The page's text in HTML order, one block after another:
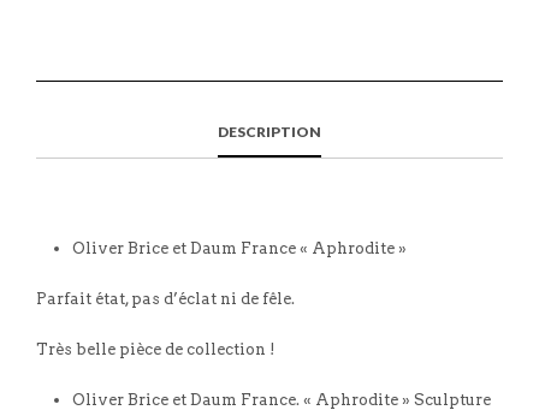
DESCRIPTION
Oliver Brice et Daum France « Aphrodite »
Parfait état, pas d’éclat ni de fêle.
Très belle pièce de collection !
Oliver Brice et Daum France. « Aphrodite » Sculpture